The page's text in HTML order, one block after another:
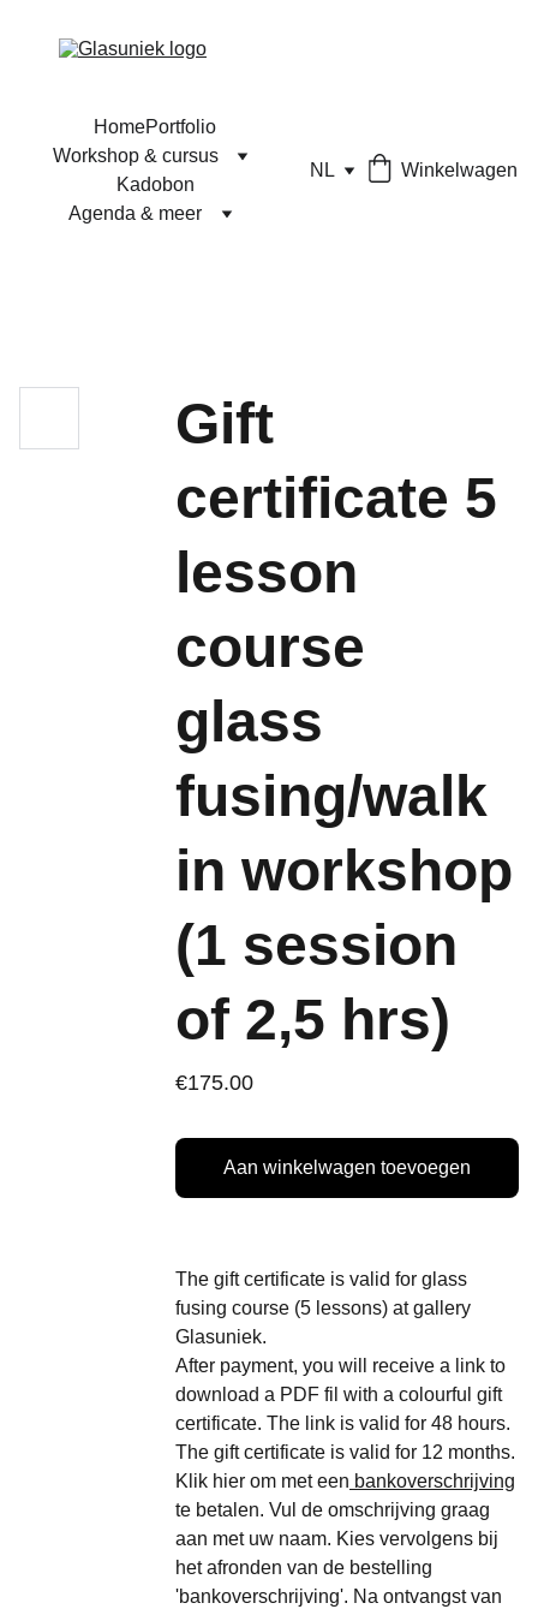
HomePortfolio
Workshop & cursus
Kadobon
Agenda & meer
NL Winkelwagen
Gift
certificate 5
lesson
course
glass
fusing/walk
in workshop
(1 session
of 2,5 hrs)
€175.00
Aan winkelwagen toevoegen
The gift certificate is valid for glass
fusing course (5 lessons) at gallery
Glasuniek.
After payment, you will receive a link to
download a PDF fil with a colourful gift
certificate. The link is valid for 48 hours.
The gift certificate is valid for 12 months.
Klik hier om met een bankoverschrijving
te betalen. Vul de omschrijving graag
aan met uw naam. Kies vervolgens bij
het afronden van de bestelling
'bankoverschrijving'. Na ontvangst van